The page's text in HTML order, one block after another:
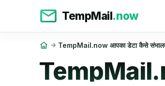
TempMail.now
TempMail.now आपका डेटा कैसे संभालता